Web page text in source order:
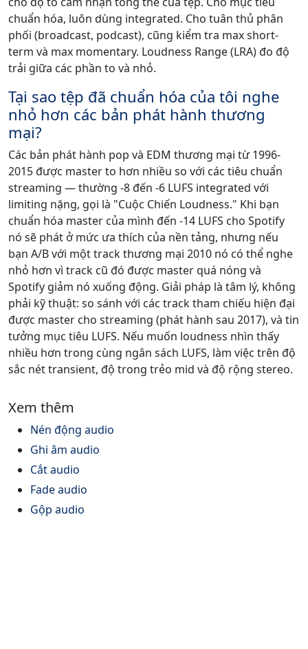
chuẩn hóa, luôn dùng integrated. Cho tuân thủ phân
phối (broadcast, podcast), cũng kiểm tra max short-
term và max momentary. Loudness Range (LRA) đo độ
trải giữa các phần to và nhỏ.
Tại sao tệp đã chuẩn hóa của tôi nghe
nhỏ hơn các bản phát hành thương
mại?
Các bản phát hành pop và EDM thương mại từ 1996-
2015 được master to hơn nhiều so với các tiêu chuẩn
streaming — thường -8 đến -6 LUFS integrated với
limiting nặng, gọi là "Cuộc Chiến Loudness." Khi bạn
chuẩn hóa master của mình đến -14 LUFS cho Spotify
nó sẽ phát ở mức ưa thích của nền tảng, nhưng nếu
bạn A/B với một track thương mại 2010 nó có thể nghe
nhỏ hơn vì track cũ đó được master quá nóng và
Spotify giảm nó xuống động. Giải pháp là tâm lý, không
phải kỹ thuật: so sánh với các track tham chiếu hiện đại
được master cho streaming (phát hành sau 2017), và tin
tưởng mục tiêu LUFS. Nếu muốn loudness nhìn thấy
nhiều hơn trong cùng ngân sách LUFS, làm việc trên độ
sắc nét transient, độ trong trẻo mid và độ rộng stereo.
Xem thêm
Nén động audio
Ghi âm audio
Cắt audio
Fade audio
Gộp audio